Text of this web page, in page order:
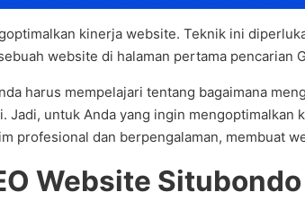
kinerja website. Teknik ini
website di halaman pertama pencarian
harus mempelajari tentang bagaimana
untuk Anda yang ingin mengoptimalkan
profesional dan berpengalaman, membuat
Website